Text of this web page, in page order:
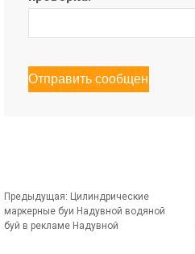
Предыдущая: Цилиндрические
маркерные буи Надувной водяной
буй в рекламе Надувной